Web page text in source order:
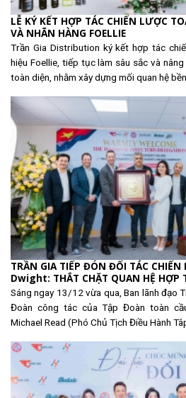
LỄ KÝ KẾT HỢP TÁC CHIẾN LƯỢC
VÀ NHÃN HÀNG FOELLIE
Trần Gia Distribution ký kết hợp tác
hiệu Foellie, tiếp tục làm sâu sắc và
toàn diện, nhằm xây dựng mối quan hệ bền
TRẦN GIA TIẾP ĐÓN ĐỐI TÁC
Dwight: THẮT CHẶT QUAN HỆ HỢP
Sáng ngay 13/12 vừa qua, Ban lãnh đạo
Đoàn công tác của Tập Đoàn toàn
Michael Read (Phó Chủ Tịch Điều Hành